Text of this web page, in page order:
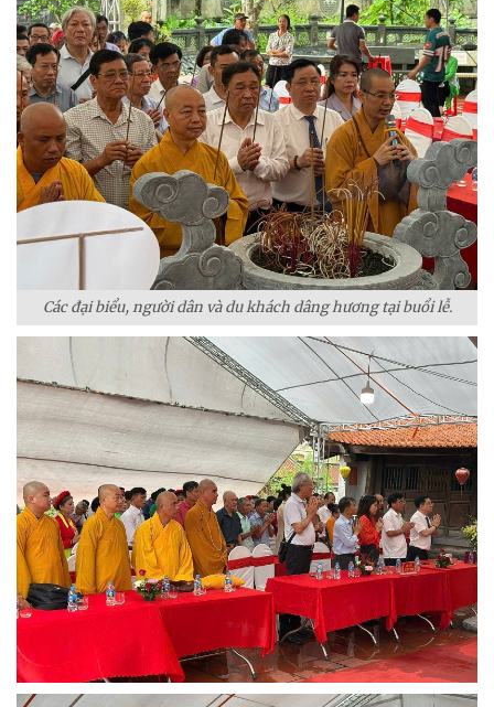
Các đại biểu, người dân và du khách dâng hương tại buổi lễ.